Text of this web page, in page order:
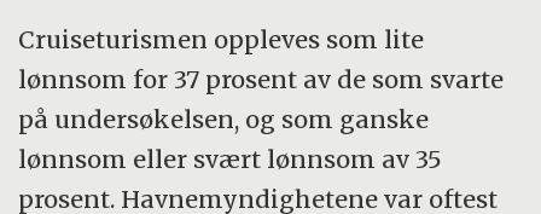
Cruiseturismen oppleves som lite
lønnsom for 37 prosent av de som svarte
på undersøkelsen, og som ganske
lønnsom eller svært lønnsom av 35
prosent. Havnemyndighetene var oftest